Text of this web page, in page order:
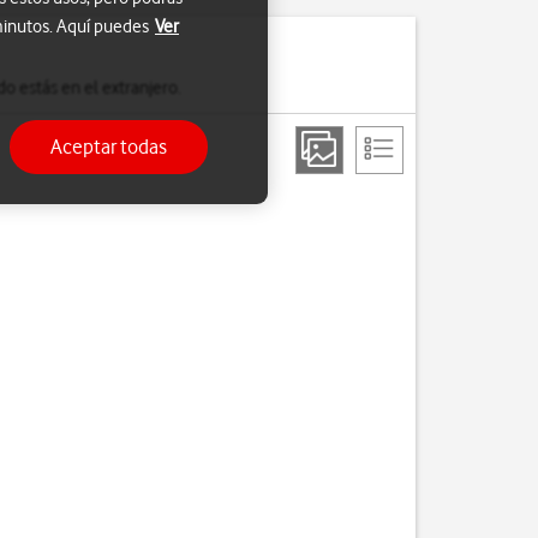
Aquí puedes Ver
Aceptar todas